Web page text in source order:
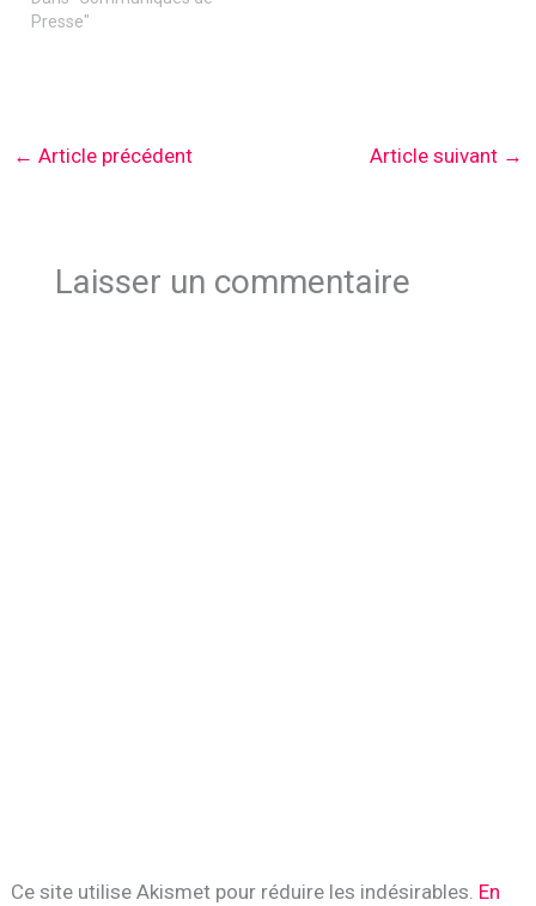
Presse"
← Article précédent Article suivant →
Laisser un commentaire
Ce site utilise Akismet pour réduire les indésirables. En